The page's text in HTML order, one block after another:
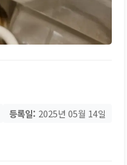
등록일: 2025년 05월 14일